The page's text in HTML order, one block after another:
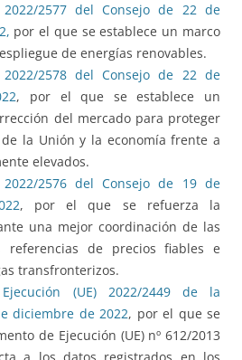
2022/2577 del Consejo de 22 de
, por el que se establece un marco
de energías renovables.
2022/2578 del Consejo de 22 de
, por el que se establece un
del mercado para proteger
la Unión y la economía frente a
elevados.
2022/2576 del Consejo de 19 de
, por el que se refuerza la
una mejor coordinación de las
referencias de precios fiables e
transfronterizos.
(UE) 2022/2449 de la
diciembre de 2022, por el que se
de Ejecución (UE) nº 612/2013